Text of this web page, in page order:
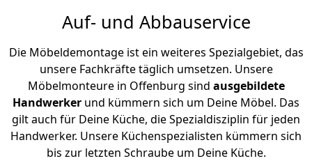
Auf- und Abbauservice
Die Möbeldemontage ist ein weiteres Spezialgebiet, das
unsere Fachkräfte täglich umsetzen. Unsere
Möbelmonteure in Offenburg sind ausgebildete
Handwerker und kümmern sich um Deine Möbel. Das
gilt auch für Deine Küche, die Spezialdisziplin für jeden
Handwerker. Unsere Küchenspezialisten kümmern sich
bis zur letzten Schraube um Deine Küche.